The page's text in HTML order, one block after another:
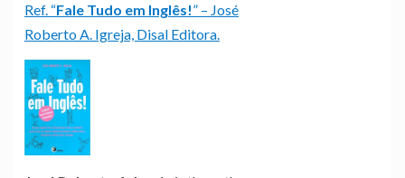
Ref. “Fale Tudo em Inglês!” – José
Roberto A. Igreja, Disal Editora.